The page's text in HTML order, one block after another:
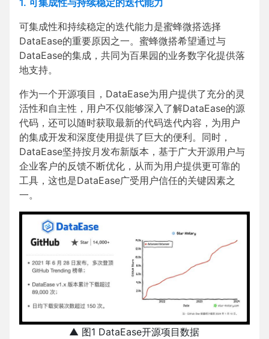
可集成性和持续稳定的迭代能力是蜜蜂微搭选择
DataEase的重要原因之一。蜜蜂微搭希望通过与
DataEase的集成，共同为百果园的业务数字化提供落
地支持。
作为一个开源项目，DataEase为用户提供了充分的灵
活性和自主性，用户不仅能够深入了解DataEase的源
代码，还可以随时获取最新的代码迭代内容，为用户
的集成开发和深度使用提供了巨大的便利。同时，
DataEase坚持按月发布新版本，基于广大开源用户与
企业客户的反馈不断优化，从而为用户提供更可靠的
工具，这也是DataEase广受用户信任的关键因素之
一。
▲ 图1 DataEase开源项目数据